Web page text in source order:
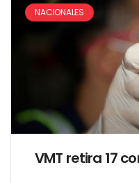
NACIONALES
VMT retira 17